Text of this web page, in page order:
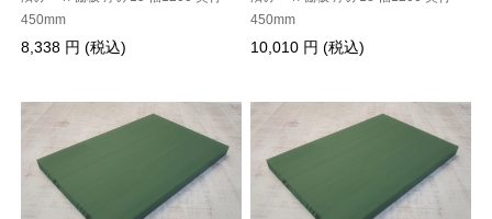
450mm
8,338 円 (税込)
450mm
10,010 円 (税込)